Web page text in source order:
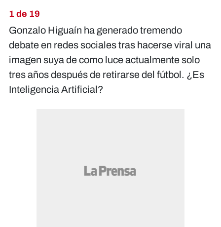
1 de 19
Gonzalo Higuaín ha generado tremendo
debate en redes sociales tras hacerse viral una
imagen suya de como luce actualmente solo
tres años después de retirarse del fútbol. ¿Es
Inteligencia Artificial?